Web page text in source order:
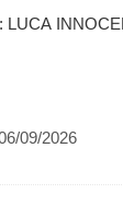
LUCA
09/2026